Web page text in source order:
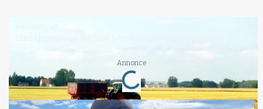
Annonce
Loading...